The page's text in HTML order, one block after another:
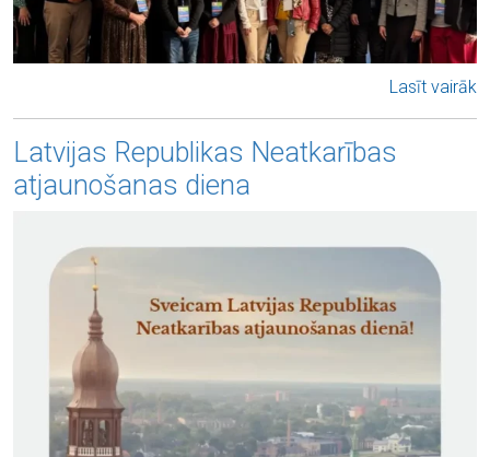
Lasīt vairāk
Latvijas Republikas Neatkarības
atjaunošanas diena